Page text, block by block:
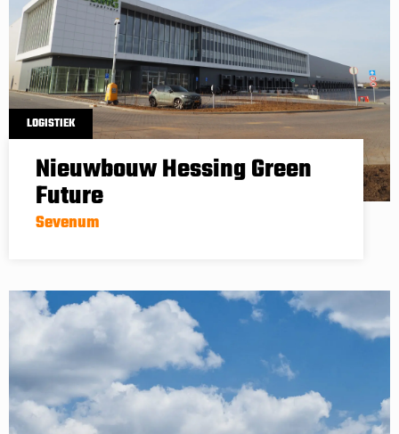
LOGISTIEK
Nieuwbouw Hessing Green
Future
Sevenum